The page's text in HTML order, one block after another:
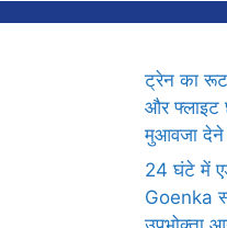
ट्रेन का रूट
और फ्लाइट
मुआवजा
24 घंटे में
Goenka